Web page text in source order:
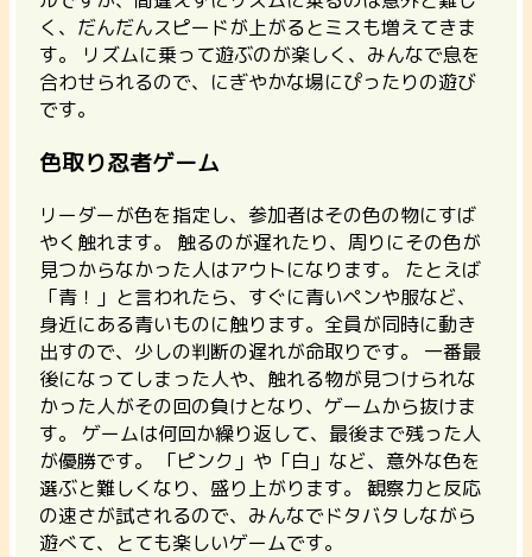
く、だんだんスピードが上がるとミスも増えてきま
す。 リズムに乗って遊ぶのが楽しく、みんなで息を
合わせられるので、にぎやかな場にぴったりの遊び
です。
色取り忍者ゲーム
リーダーが色を指定し、参加者はその色の物にすば
やく触れます。 触るのが遅れたり、周りにその色が
見つからなかった人はアウトになります。
たとえば
「青！」と言われたら、すぐに青いペンや服など、
身近にある青いものに触ります。全員が同時に動き
出すので、少しの判断の遅れが命取りです。 一番最
後になってしまった人や、触れる物が見つけられな
かった人がその回の負けとなり、ゲームから抜けま
す。 ゲームは何回か繰り返して、最後まで残った人
が優勝です。
「ピンク」や「白」など、意外な色を
選ぶと難しくなり、盛り上がります。
観察力と反応
の速さが試されるので、みんなでドタバタしながら
遊べて、とても楽しいゲームです。